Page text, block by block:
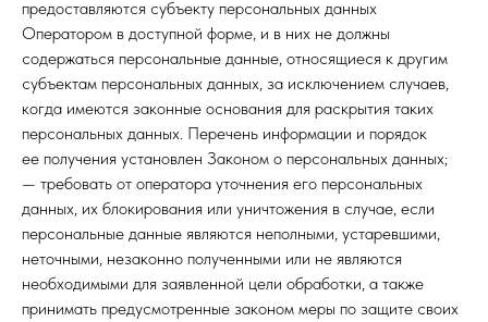
предоставляются субъекту персональных данных
Оператором в доступной форме, и в них не должны
содержаться персональные данные, относящиеся к другим
субъектам персональных данных, за исключением случаев,
когда имеются законные основания для раскрытия таких
персональных данных. Перечень информации и порядок
ее получения установлен Законом о персональных данных;
— требовать от оператора уточнения его персональных
данных, их блокирования или уничтожения в случае, если
персональные данные являются неполными, устаревшими,
неточными, незаконно полученными или не являются
необходимыми для заявленной цели обработки, а также
принимать предусмотренные законом меры по защите своих